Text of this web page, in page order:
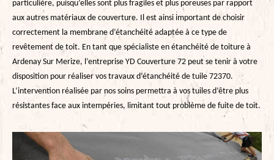
particulière, puisqu’elles sont plus fragiles et plus poreuses par rapport
aux autres matériaux de couverture. Il est ainsi important de choisir
correctement la membrane d’étanchéité adaptée à ce type de
revêtement de toit. En tant que spécialiste en étanchéité de toiture à
Ardenay Sur Merize, l’entreprise YD Couverture 72 peut se tenir à votre
disposition pour réaliser vos travaux d’étanchéité de tuile 72370.
L’intervention réalisée par nos soins permettra à vos tuiles d’être plus
résistantes face aux intempéries, limitant tout problème de fuite de toit.